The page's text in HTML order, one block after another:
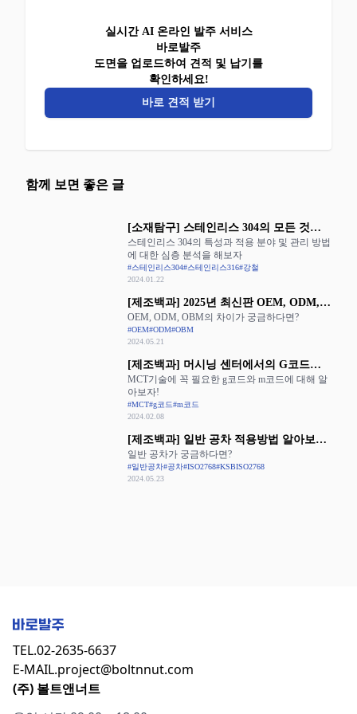
실시간 AI 온라인 발주 서비스
바로발주
도면을 업로드하여 견적 및 납기를
확인하세요!
바로 견적 받기
함께 보면 좋은 글
[소재탐구] 스테인리스 304의 모든 것을
알아보자
스테인리스 304의 특성과 적용 분야 및 관리 방법
에 대한 심층 분석을 해보자
#스테인리스304#스테인리스316#강철
2024.01.22
[제조백과] 2025년 최신판 OEM, ODM,
OBM의 장단점 완벽 정리
OEM, ODM, OBM의 차이가 궁금하다면?
#OEM#ODM#OBM
2024.05.21
[제조백과] 머시닝 센터에서의 G코드와
M코드 활용
MCT기술에 꼭 필요한 g코드와 m코드에 대해 알
아보자!
#MCT#g코드#m코드
2024.02.08
[제조백과] 일반 공차 적용방법 알아보기:
ISO 2768과 KS B ISO 2768
일반 공차가 궁금하다면?
#일반공차#공차#ISO2768#KSBISO2768
2024.05.23
TEL.02-2635-6637
E-MAIL.project@boltnnut.com
(주) 볼트앤너트